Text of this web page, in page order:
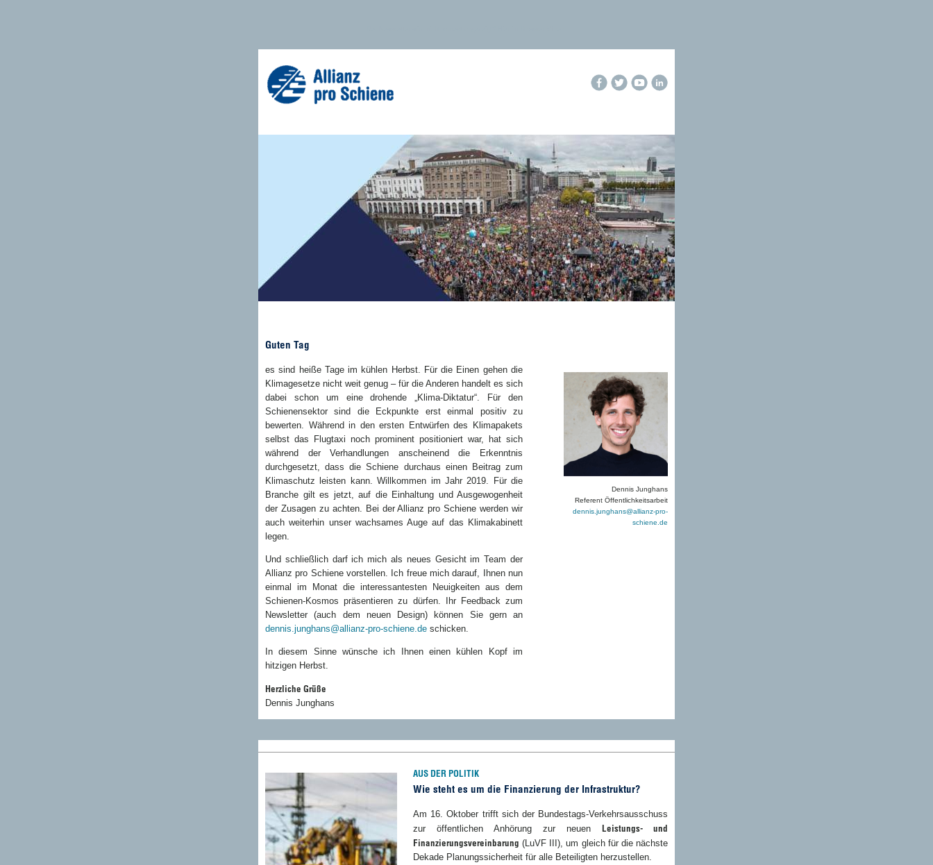
Guten Tag
es sind heiße Tage im kühlen Herbst. Für die Einen gehen die
Klimagesetze nicht weit genug – für die Anderen handelt es sich
dabei schon um eine drohende „Klima-Diktatur“. Für den
Schienensektor sind die Eckpunkte erst einmal positiv zu
bewerten. Während in den ersten Entwürfen des Klimapakets
selbst das Flugtaxi noch prominent positioniert war, hat sich
während der Verhandlungen anscheinend die Erkenntnis
durchgesetzt, dass die Schiene durchaus einen Beitrag zum
Klimaschutz leisten kann. Willkommen im Jahr 2019. Für die
Branche gilt es jetzt, auf die Einhaltung und Ausgewogenheit
der Zusagen zu achten. Bei der Allianz pro Schiene werden wir
auch weiterhin unser wachsames Auge auf das Klimakabinett
legen.
Und schließlich darf ich mich als neues Gesicht im Team der
Allianz pro Schiene vorstellen. Ich freue mich darauf, Ihnen nun
einmal im Monat die interessantesten Neuigkeiten aus dem
Schienen-Kosmos präsentieren zu dürfen. Ihr Feedback zum
Newsletter (auch dem neuen Design) können Sie gern an
dennis.junghans@allianz-pro-schiene.de schicken.
In diesem Sinne wünsche ich Ihnen einen kühlen Kopf im
hitzigen Herbst.
Herzliche Grüße
Dennis Junghans
Dennis Junghans
Referent Öffentlichkeitsarbeit
dennis.junghans@allianz-pro-
schiene.de
AUS DER POLITIK
Wie steht es um die Finanzierung der Infrastruktur?
Am 16. Oktober trifft sich der Bundestags-Verkehrsausschuss
zur öffentlichen Anhörung zur neuen Leistungs- und
Finanzierungsvereinbarung (LuVF III), um gleich für die nächste
Dekade Planungssicherheit für alle Beteiligten herzustellen.